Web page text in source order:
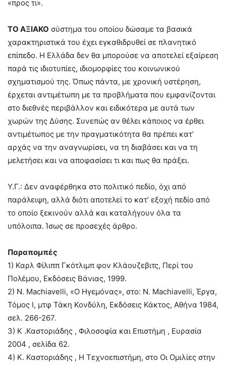
«προς τι».
ΤΟ ΑΞΙΑΚΟ σύστημα του οποίου δώσαμε τα βασικά
χαρακτηριστικά του έχει εγκαθιδρυθεί σε πλανητικό
επίπεδο. Η Ελλάδα δεν θα μπορούσε να αποτελεί εξαίρεση
παρά τις ιδιοτυπίες, ιδιομορφίες του κοινωνικού
σχηματισμού της. Όπως πάντα, με χρονική υστέρηση,
έρχεται αντιμέτωπη με τα προβλήματα που εμφανίζονται
στο διεθνές περιβάλλον και ειδικότερα με αυτά των
χωρών της Δύσης. Συνεπώς αν θέλει κάποιος να έρθει
αντιμέτωπος με την πραγματικότητα θα πρέπει κατ’
αρχάς να την αναγνωρίσει, να τη διαβάσει και να τη
μελετήσει και να αποφασίσει τι και πως θα πράξει.
Υ.Γ.: Δεν αναφέρθηκα στο πολιτικό πεδίο, όχι από
παράλειψη, αλλά διότι αποτελεί το κατ’ εξοχή πεδίο από
το οποίο ξεκινούν αλλά και καταλήγουν όλα τα
υπόλοιπα. Ίσως σε προσεχές άρθρο.
Παραπομπές
1) Καρλ Φίλιππ Γκότλιμπ φον Κλάουζεβιτς, Περί του
Πολέμου, Εκδόσεις Βάνιας, 1999.
2) N. Machiavelli, «Ο Ηγεμόνας», στο: N. Machiavelli, Έργα,
Τόμος Ι, μτφ Τάκη Κονδύλη, Εκδόσεις Κάκτος, Αθήνα 1984,
σελ. 266-267.
3) Κ .Καστοριάδης , Φιλοσοφία και Επιστήμη , Ευρασία
2004 , σελίδα 62.
4) Κ. Καστοριάδης , Η Τεχνοεπιστήμη, στο Οι Ομιλίες στην